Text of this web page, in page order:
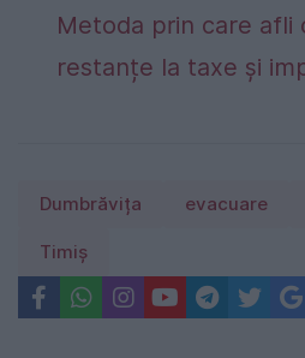
Metoda prin care afli
restanțe la taxe și
Dumbrăvița evacuare
Timiş